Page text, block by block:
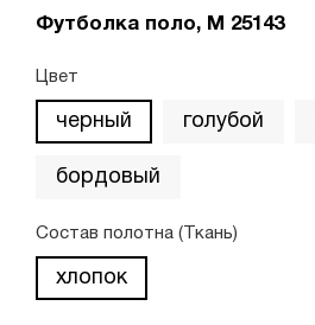
Футболка поло, М 25143
Цвет
черный голубой
бордовый
Состав полотна (Ткань)
хлопок